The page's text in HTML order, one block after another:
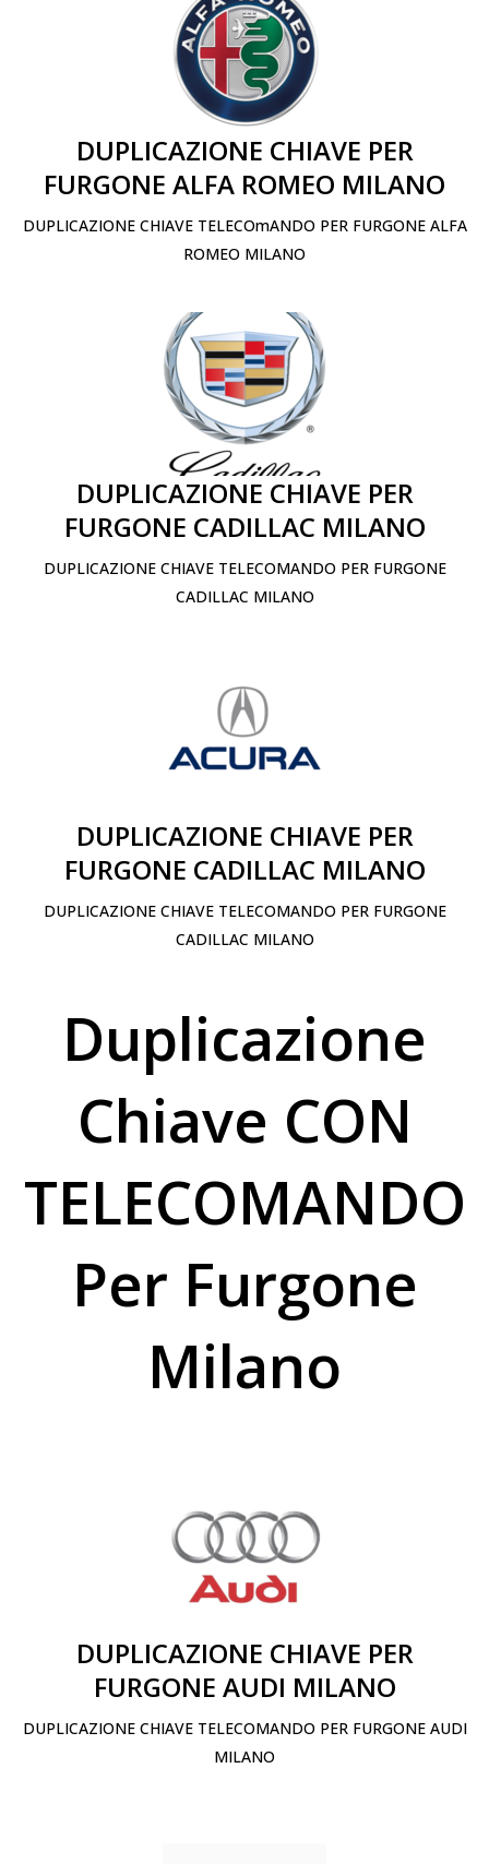
DUPLICAZIONE CHIAVE PER
FURGONE ALFA ROMEO MILANO
DUPLICAZIONE CHIAVE TELECOmANDO PER FURGONE ALFA
ROMEO MILANO
DUPLICAZIONE CHIAVE PER
FURGONE CADILLAC MILANO
DUPLICAZIONE CHIAVE TELECOMANDO PER FURGONE
CADILLAC MILANO
DUPLICAZIONE CHIAVE PER
FURGONE CADILLAC MILANO
DUPLICAZIONE CHIAVE TELECOMANDO PER FURGONE
CADILLAC MILANO
Duplicazione
Chiave CON
TELECOMANDO
Per Furgone
Milano
DUPLICAZIONE CHIAVE PER
FURGONE AUDI MILANO
DUPLICAZIONE CHIAVE TELECOMANDO PER FURGONE AUDI
MILANO